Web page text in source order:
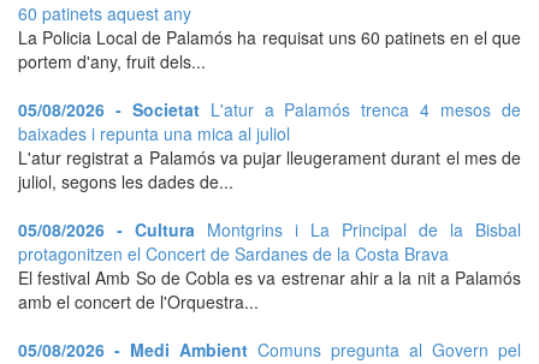
60 patinets aquest any
La Policia Local de Palamós ha requisat uns 60 patinets en el que
portem d'any, fruit dels...
05/08/2026 - Societat L'atur a Palamós trenca 4 mesos de
baixades i repunta una mica al juliol
L'atur registrat a Palamós va pujar lleugerament durant el mes de
juliol, segons les dades de...
05/08/2026 - Cultura Montgrins i La Principal de la Bisbal
protagonitzen el Concert de Sardanes de la Costa Brava
El festival Amb So de Cobla es va estrenar ahir a la nit a Palamós
amb el concert de l'Orquestra...
05/08/2026 - Medi Ambient Comuns pregunta al Govern pel